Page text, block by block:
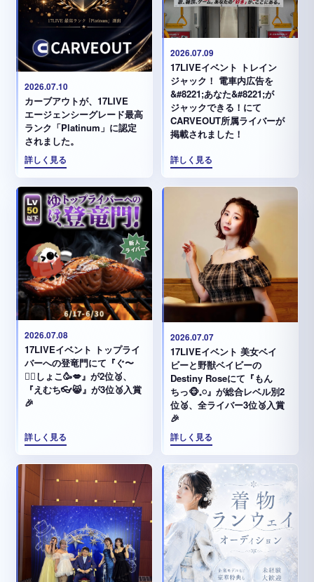
2026.07.10
カーブアウトが、17LIVE
エージェンシーグレード最高
ランク「Platinum」に認定
されました。
詳しく見る
2026.07.09
17LIVEイベント トレイン
ジャック！ 電車内広告を
&#8221;あなた&#8221;が
ジャックできる！にて
CARVEOUT所属ライバーが
掲載されました！
詳しく見る
2026.07.08
17LIVEイベント トップライ
バーへの登竜門にて『ぐ〜
✊🏻‪しょこ🥳💋』が2位🥈、
『えむち👓😸』が3位🥉入賞
🎉
詳しく見る
2026.07.07
17LIVEイベント 美女ベイ
ビーと野獣ベイビーの
Destiny Roseにて『もん
ちっ🐵𓈒𓏸︎︎︎︎』が総合レベル別2
位🥈、全ライバー3位🥉入賞
🎉
詳しく見る